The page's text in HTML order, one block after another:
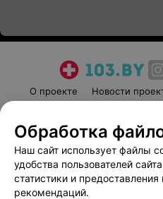
О проекте Новости
Пользовательское
Вакансии
Написать
Обработка
Наш сайт использует файлы
удобства пользователей
статистики и
рекомендаций.